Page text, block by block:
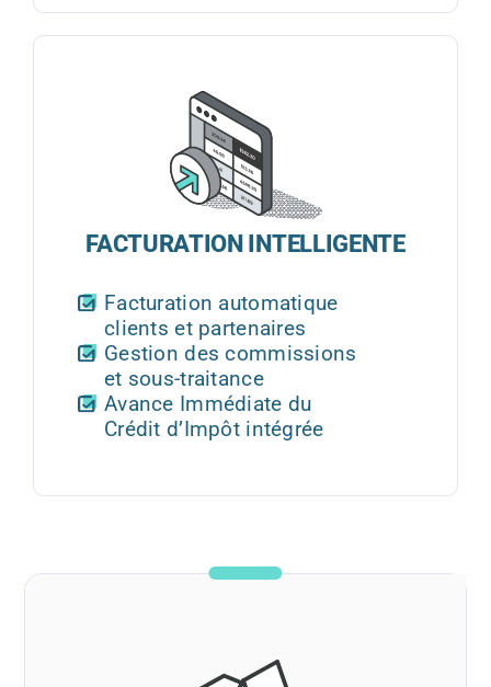
FACTURATION INTELLIGENTE
Facturation automatique
clients et partenaires
Gestion des commissions
et sous-traitance
Avance Immédiate du
Crédit d’Impôt intégrée